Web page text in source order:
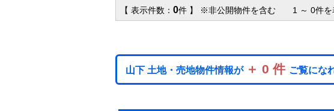
【 表示件数： 0件 】 ※非公開物件を含む 1 ～ 0件を
山下 土地・売地物件情報が ＋ 0 件 ご覧にな